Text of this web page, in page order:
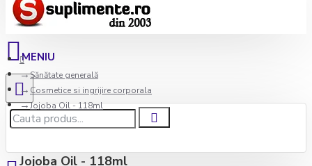
Sănătate generală
Cosmetice si ingrijire corporala
Jojoba Oil - 118ml
Jojoba Oil - 118ml